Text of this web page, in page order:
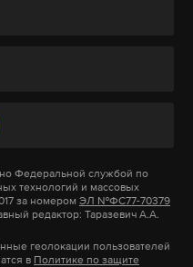
Федеральной службой по
технологий и массовых
за номером ЭЛ №ФС77-70379
редактор: Таразевич А.А.
геолокации пользователей
в Политике по защите